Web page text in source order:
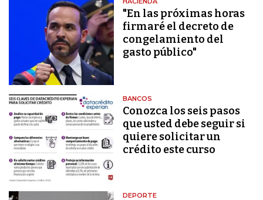
"En las próximas horas
firmaré el decreto de
congelamiento del
gasto público"
BANCOS
Conozca los seis pasos
que usted debe seguir si
quiere solicitar un
crédito este curso
DEPORTE